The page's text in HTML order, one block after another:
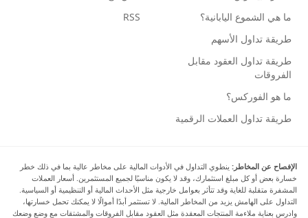
ما هي الشموع اليابانية؟
طريقة تداول الأسهم
طريقة تداول العقود مقابل
الفروقات
ما هو الفوركس؟
طريقة تداول العملات الرقمية
RSS
الإفصاح عن المخاطر: ينطوي التداول في الأدوات المالية على مخاطر عالية بما في ذلك خطر
خسارة بعض أو كل مبلغ استثمارك، وقد لا يكون مناسبًا لجميع المستثمرين. أسعار العملات
المشفرة متقلبة للغاية وقد تتأثر بعوامل خارجية مثل الأحداث المالية أو التنظيمية أو السياسية.
التداول على الهامش يزيد من المخاطر المالية. لا تستثمر أبدًا أموالًا لا يمكنك تحمل خسارتها،
وادرس بعناية ملاءمة المنتجات المعقدة مثل العقود مقابل الفروقات والمشتقات مع وضع وضعك